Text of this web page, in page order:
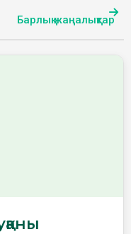
Барлық жаңалықтар